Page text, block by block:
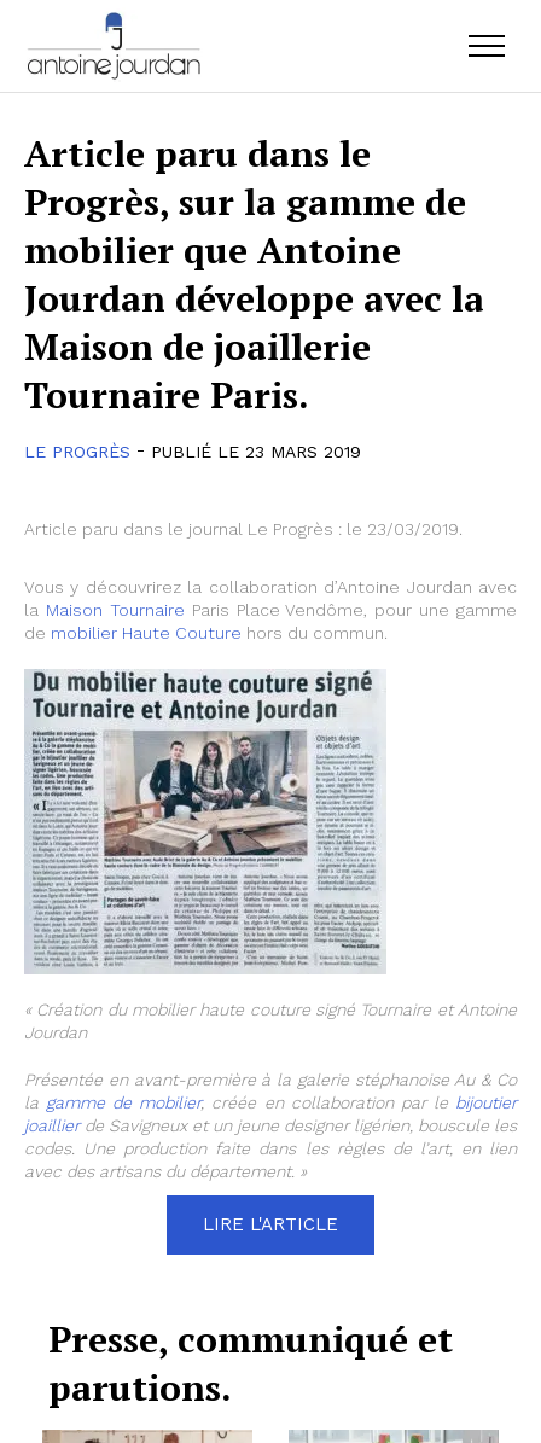
Article paru dans le
Progrès, sur la gamme de
mobilier que Antoine
Jourdan développe avec la
Maison de joaillerie
Tournaire Paris.
LE PROGRÈS - PUBLIÉ LE 23 MARS 2019
Article paru dans le journal Le Progrès : le 23/03/2019.
Vous y découvrirez la collaboration d’Antoine Jourdan avec
la Maison Tournaire Paris Place Vendôme, pour une gamme
de mobilier Haute Couture hors du commun.
« Création du mobilier haute couture signé Tournaire et Antoine
Jourdan
Présentée en avant-première à la galerie stéphanoise Au & Co
la gamme de mobilier, créée en collaboration par le bijoutier
joaillierde Savigneux et un jeune designer ligérien, bouscule les
codes. Une production faite dans les règles de l’art, en lien
avec des artisans du département. »
LIRE L'ARTICLE
Presse, communiqué et
parutions.